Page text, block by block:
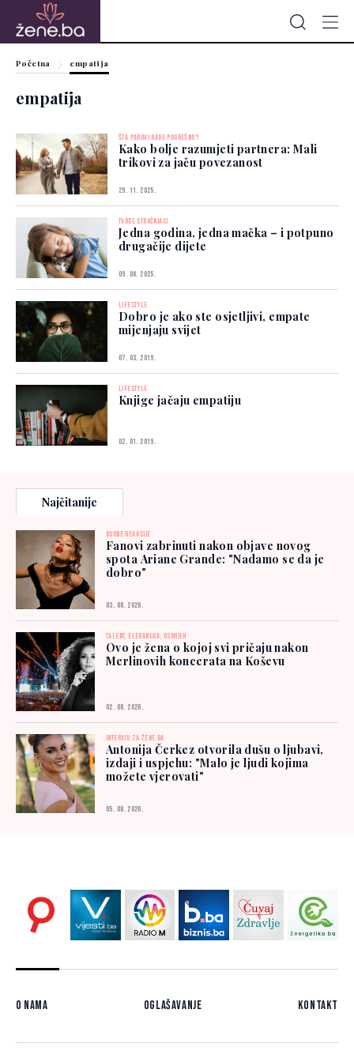
Početna empatija
empatija
ŠTA PAROVI RADE POGREŠNO?
Kako bolje razumjeti partnera: Mali
trikovi za jaču povezanost
29. 11. 2025.
TVRDE STRUČNJACI
Jedna godina, jedna mačka – i potpuno
drugačije dijete
09. 06. 2025.
LIFESTYLE
Dobro je ako ste osjetljivi, empate
mijenjaju svijet
07. 03. 2019.
LIFESTYLE
Knjige jačaju empatiju
02. 01. 2019.
Najčitanije
BURNE REAKCIJE
Fanovi zabrinuti nakon objave novog
spota Ariane Grande: "Nadamo se da je
dobro"
03. 08. 2026.
TALENT, ELEGANCIJA, OSMIJEH
Ovo je žena o kojoj svi pričaju nakon
Merlinovih koncerata na Koševu
02. 08. 2026.
INTERVJU ZA ŽENE.BA
Antonija Čerkez otvorila dušu o ljubavi,
izdaji i uspjehu: "Malo je ljudi kojima
možete vjerovati"
05. 08. 2026.
O nama Oglašavanje Kontakt